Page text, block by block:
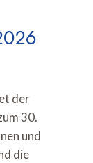
der
30.
und
die